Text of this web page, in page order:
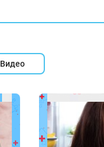
Видео